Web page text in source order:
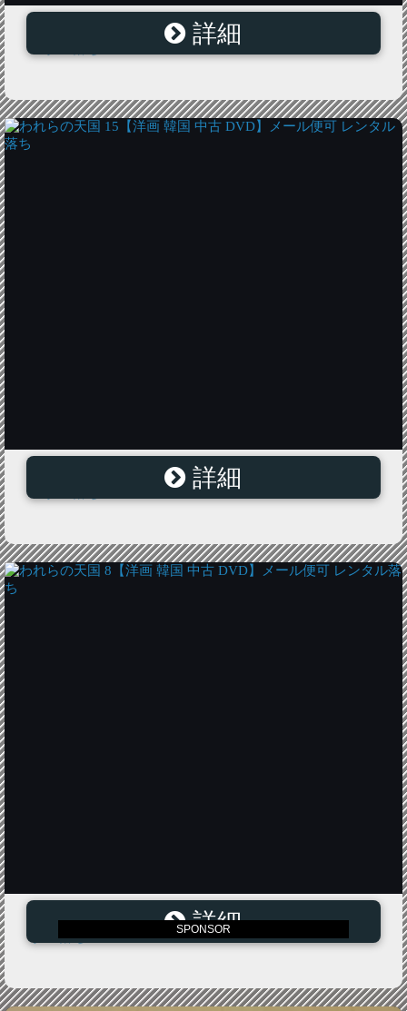
われらの天国 10【洋画 韓国 中古 DVD】メール便可 レ
詳細
われらの天国 15【洋画 韓国 中古 DVD】メール便可 レ
詳細
われらの天国 8【洋画 韓国 中古 DVD】メール便可 レン
タル落ち
詳細
SPONSOR